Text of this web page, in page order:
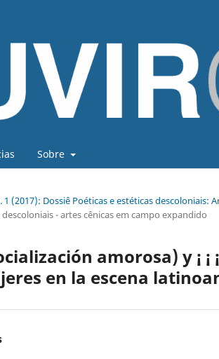
Sobre
1 (2017): Dossiê Poéticas e estéticas descoloniais:
- artes cênicas em campo expandido
amorosa) y ¡ ¡
en la escena